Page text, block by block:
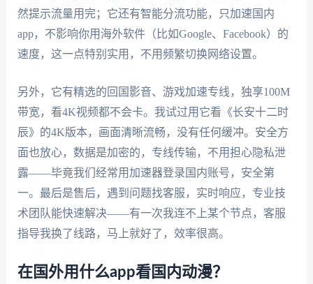
然提示流量用完；它还有智能分流功能，只加速国内
app，不影响你用海外软件（比如Google、Facebook）的
速度，这一点特别实用，不用频繁切换网络设置。
另外，它有精选的回国影音、游戏加速专线，独享100M
带宽，看4K视频都不会卡。我试过用它看《长安十二时
辰》的4K版本，画面清晰流畅，没有任何缓冲。安全方
面也放心，数据是加密的，专线传输，不用担心隐私泄
露——毕竟我们经常用加速器登录国内账号，安全第
一。最后是售后，遇到问题找客服，实时响应，专业技
术团队能快速解决——有一次我连不上某个节点，客服
指导我换了线路，马上就好了，效率很高。
在国外用什么app看国内动漫？